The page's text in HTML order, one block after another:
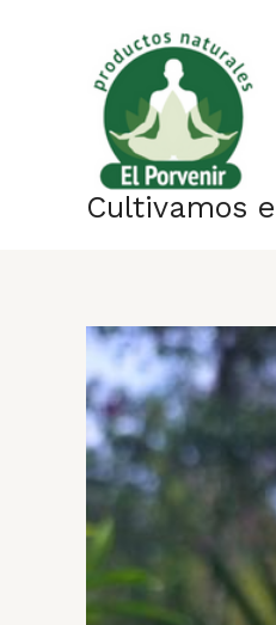
Cultivamos